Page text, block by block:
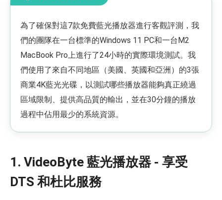
為了確保對這7款免費藍光播放器進行客觀評測，我
們的團隊在一台標準的Windows 11 PC和一台M2
MacBook Pro上進行了24小時的實際環境測試。我
們使用了來自不同地區（美國、英國和亞洲）的3張
商業4K藍光光碟，以測試哪些播放器能夠真正繞過
區域限制、提供高品質的輸出，並在30分鐘的播放
過程中佔用最少的系統資源。
1. VideoByte 藍光播放器 - 享受
DTS 和杜比服務